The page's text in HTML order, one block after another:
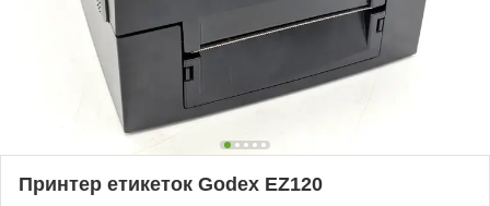
Принтер етикеток Godex EZ120